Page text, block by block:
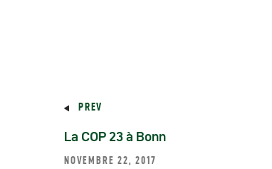
PREV
La COP 23 à Bonn
NOVEMBRE 22, 2017